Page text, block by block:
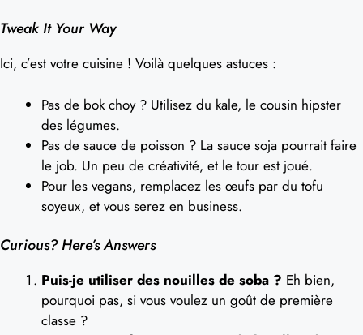
Tweak It Your Way
Ici, c’est votre cuisine ! Voilà quelques astuces :
Pas de bok choy ? Utilisez du kale, le cousin hipster
des légumes.
Pas de sauce de poisson ? La sauce soja pourrait faire
le job. Un peu de créativité, et le tour est joué.
Pour les vegans, remplacez les œufs par du tofu
soyeux, et vous serez en business.
Curious? Here’s Answers
Puis-je utiliser des nouilles de soba ? Eh bien,
pourquoi pas, si vous voulez un goût de première
classe ?